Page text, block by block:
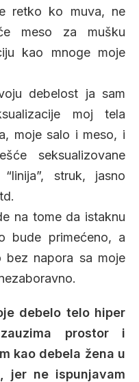
retko ko muva, ne
meso za mušku
kao mnoge moje
debelost ja sam
moj tela
moje salo i meso, i
seksualizovane
struk, jasno
na tome da istaknu
bude primećeno, a
bez napora sa moje
debelo telo hiper
prostor i
kao debela žena u
jer ne ispunjavam